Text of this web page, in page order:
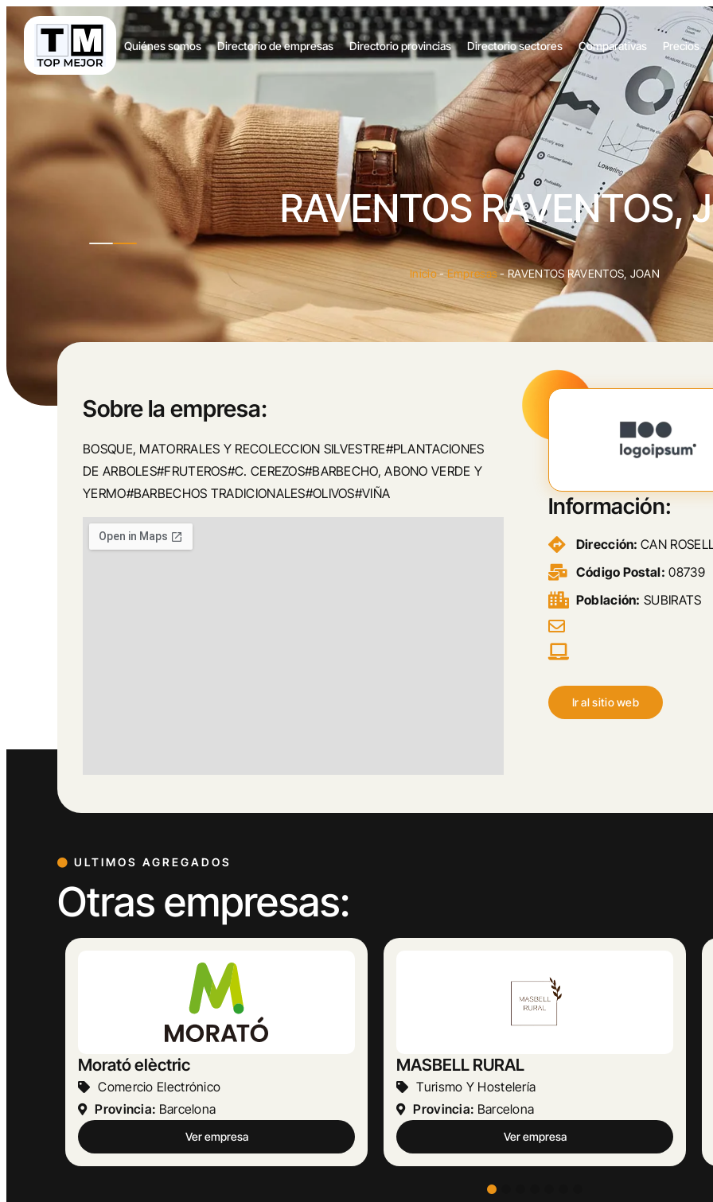
Quiénes somos Directorio de empresas Directorio provincias Directorio sectores Comparativas Precios
RAVENTOS RAVENTOS,
Inicio-Empresas -RAVENTOS RAVENTOS, JOAN
Sobre la empresa:
BOSQUE, MATORRALES Y RECOLECCION SILVESTRE#PLANTACIONES
DE ARBOLES#FRUTEROS#C. CEREZOS#BARBECHO, ABONO VERDE Y
YERMO#BARBECHOS TRADICIONALES#OLIVOS#VIÑA
Información:
Dirección:CAN
Código Postal: 08739
Población: SUBIRATS
Ir al sitio web
ULTIMOS AGREGADOS
Otras empresas:
MASBELL RURAL
Turismo Y Hostelería
Provincia: Barcelona
Ver empresa
Abogado Ángel López
Actividades Jurídicas
Provincia: Málaga
Ver empresa